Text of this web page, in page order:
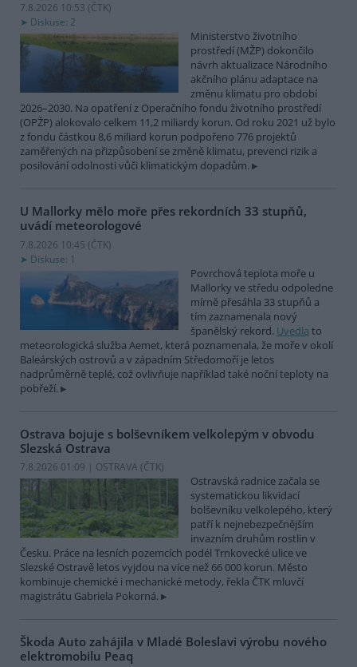
7.8.2026 10:53 (ČTK)
Diskuse: 2
Ministerstvo životního
prostředí (MŽP) dokončilo
návrh aktualizace Národního
akčního plánu adaptace na
změnu klimatu pro období
2026–2030. Na opatření z Operačního fondu životního prostředí
(OPŽP) alokovalo celkem 11,2 miliardy korun. Od roku 2021 už bylo
z fondu částkou 8,6 miliard korun podpořeno 776 projektů
zaměřených na přizpůsobení se změně klimatu, prevenci rizik a
posilování odolnosti vůči klimatickým dopadům.
U Mallorky mělo moře přes rekordních 33 stupňů,
uvádí meteorologové
7.8.2026 10:45 (ČTK)
Diskuse: 1
Povrchová teplota moře u
Mallorky ve středu odpoledne
mírně přesáhla 33 stupňů a
tím zaznamenala nový
španělský rekord. Uvedla to
meteorologická služba Aemet, která poznamenala, že moře v okolí
Baleárských ostrovů a v západním Středomoří je letos
nadprůměrně teplé, což ovlivňuje například také noční teploty na
pobřeží.
Ostrava bojuje s bolševníkem velkolepým v obvodu
Slezská Ostrava
7.8.2026 01:09 | OSTRAVA (ČTK)
Ostravská radnice začala se
systematickou likvidací
bolševníku velkolepého, který
patří k nejnebezpečnějším
invazním druhům rostlin v
Česku. Práce na lesních pozemcích podél Trnkovecké ulice ve
Slezské Ostravě letos vyjdou na více než 66 000 korun. Město
kombinuje chemické i mechanické metody, řekla ČTK mluvčí
magistrátu Gabriela Pokorná.
Škoda Auto zahájila v Mladé Boleslavi výrobu nového
elektromobilu Peaq